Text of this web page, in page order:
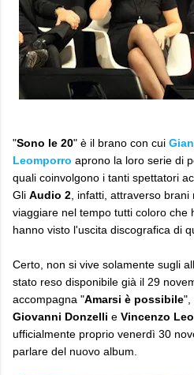
"Sono le 20" è il brano con cui
Leomporro aprono la loro serie di
quali coinvolgono i tanti spettatori
Gli Audio 2 , infatti, attraverso
viaggiare nel tempo tutti coloro che
hanno visto l'uscita discografica di
Certo, non si vive solamente sugli
stato reso disponibile già il 29
accompagna "Amarsi è possibile",
Giovanni Donzelli e Vincenzo
ufficialmente proprio venerdì 30
parlare del nuovo album.